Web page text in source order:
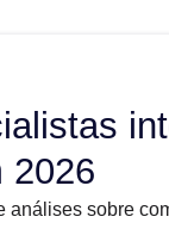
2026
análises sobre